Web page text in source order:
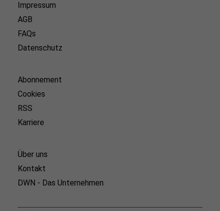
Impressum
AGB
FAQs
Datenschutz
Abonnement
Cookies
RSS
Karriere
Über uns
Kontakt
DWN - Das Unternehmen